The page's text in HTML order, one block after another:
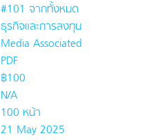
#101 จากทั้งหมด
ธุรกิจและการลงทุน
Media Associated
PDF
฿100
N/A
100 หน้า
21 May 2025